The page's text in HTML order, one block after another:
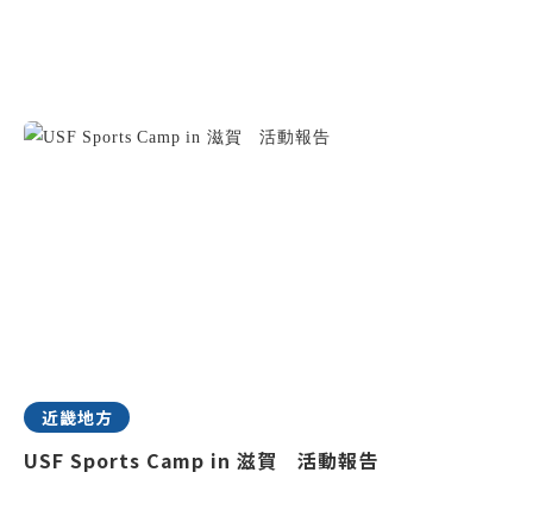
近畿地方
USF Sports Camp in 滋賀 活動報告